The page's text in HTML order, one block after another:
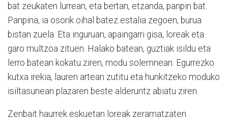
bat zeukaten lurrean, eta bertan, etzanda, panpin bat.
Panpina, ia osorik oihal batez estalia zegoen, burua
bistan zuela. Eta inguruan, apaingarri gisa, loreak eta
garo multzoa zituen. Halako batean, guztiak isildu eta
lerro batean kokatu ziren, modu solemnean. Egurrezko
kutxa irekia, lauren artean zutitu eta hunkitzeko moduko
isiltasunean plazaren beste alderuntz abiatu ziren.
Zenbait haurrek eskuetan loreak zeramatzaten.